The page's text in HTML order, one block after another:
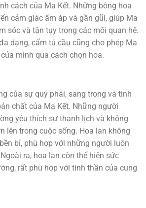
cách của Ma Kết. Những bông hoa
cảm giác ấm áp và gần gũi, giúp Ma
sóc và tận tụy trong các mối quan hệ.
dạng, cẩm tú cầu cũng cho phép Ma
mình qua cách chọn hoa.
của sự quý phái, sang trọng và tinh
chất của Ma Kết. Những người
yêu thích sự thanh lịch và không
lên trong cuộc sống. Hoa lan không
bỉ, phù hợp với những người luôn
ra, hoa lan còn thể hiện sức
rất phù hợp với tinh thần của cung